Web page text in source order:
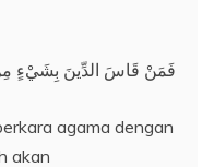
فَمَنْ قَاسَ الدِّينَ بِشَيْءٍ مِنْ
agama dengan
akan